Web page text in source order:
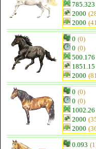
785.323
2000
2000
0 (0)
0 (0)
500.176
1851.15
2000
0 (0)
0 (0)
1002.26
2000
2000
0.093